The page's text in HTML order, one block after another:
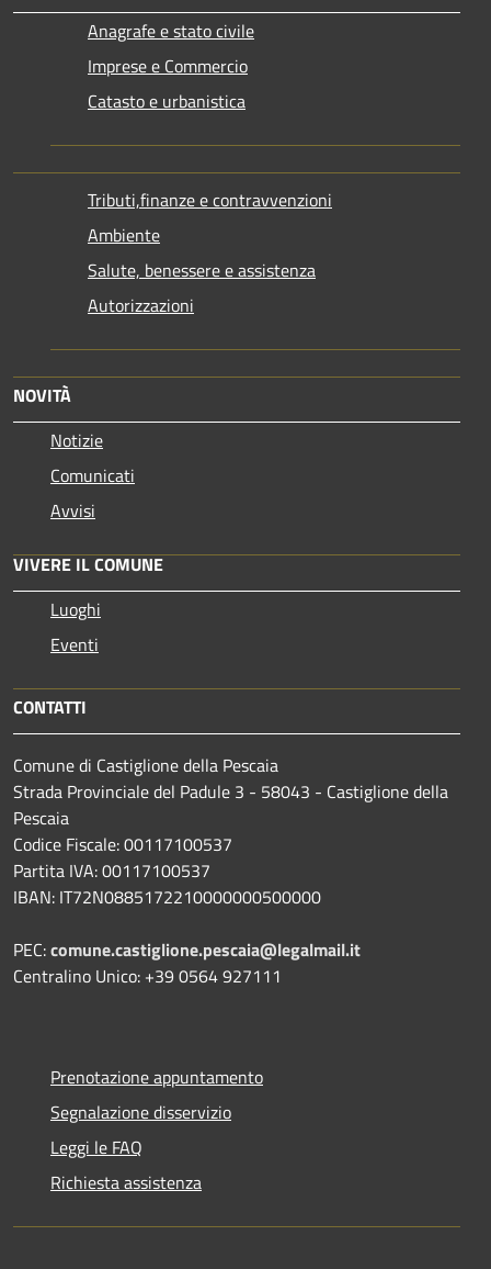
Anagrafe e stato civile
Imprese e Commercio
Catasto e urbanistica
Tributi,finanze e contravvenzioni
Ambiente
Salute, benessere e assistenza
Autorizzazioni
NOVITÀ
Notizie
Comunicati
Avvisi
VIVERE IL COMUNE
Luoghi
Eventi
CONTATTI
Comune di Castiglione della Pescaia
Strada Provinciale del Padule 3 - 58043 - Castiglione della
Pescaia
Codice Fiscale: 00117100537
Partita IVA: 00117100537
IBAN: IT72N0885172210000000500000
PEC:comune.castiglione.pescaia@legalmail.it
Centralino Unico: +39 0564 927111
Prenotazione appuntamento
Segnalazione disservizio
Leggi le FAQ
Richiesta assistenza